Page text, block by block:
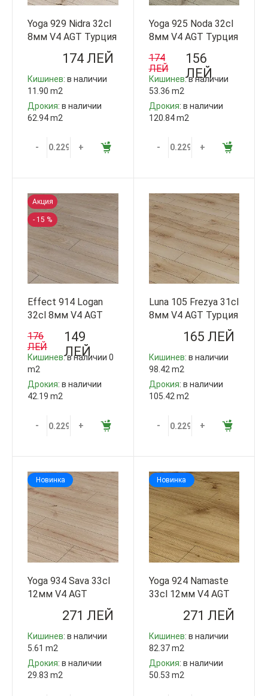
Yoga 929 Nidra 32cl
8мм V4 AGT Турция
174 ЛЕЙ
Кишинев: в наличии
11.90 m2
Дрокия: в наличии
62.94 m2
- +
Yoga 925 Noda 32cl
8мм V4 AGT Турция
156
ЛЕЙ
174
ЛЕЙ
Кишинев: в наличии
53.36 m2
Дрокия: в наличии
120.84 m2
- +
Акция
- 15 %
Effect 914 Logan
32cl 8мм V4 AGT
149
ЛЕЙ
176
ЛЕЙ
Кишинев: в наличии 0
m2
Дрокия: в наличии
42.19 m2
- +
Luna 105 Frezya 31cl
8мм V4 AGT Турция
165 ЛЕЙ
Кишинев: в наличии
98.42 m2
Дрокия: в наличии
105.42 m2
- +
Новинка
Yoga 934 Sava 33cl
12мм V4 AGT
271 ЛЕЙ
Кишинев: в наличии
5.61 m2
Дрокия: в наличии
29.83 m2
Новинка
Yoga 924 Namaste
33cl 12мм V4 AGT
271 ЛЕЙ
Кишинев: в наличии
82.37 m2
Дрокия: в наличии
50.53 m2